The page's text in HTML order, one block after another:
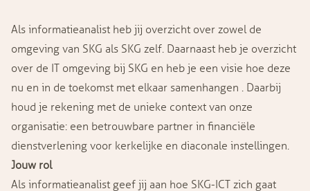
Als informatieanalist heb jij overzicht over zowel de
omgeving van SKG als SKG zelf. Daarnaast heb je overzicht
over de IT omgeving bij SKG en heb je een visie hoe deze
nu en in de toekomst met elkaar samenhangen . Daarbij
houd je rekening met de unieke context van onze
organisatie: een betrouwbare partner in financiële
dienstverlening voor kerkelijke en diaconale instellingen.
Jouw rol
Als informatieanalist geef jij aan hoe SKG-ICT zich gaat